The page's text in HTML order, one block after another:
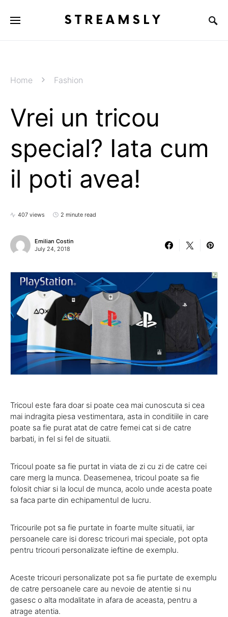
STREAMSLY
Home Fashion
Vrei un tricou
special? Iata cum
il poti avea!
407 views 2 minute read
Emilian Costin
July 24, 2018
Tricoul este fara doar si poate cea mai cunoscuta si cea
mai indragita piesa vestimentara, asta in conditiile in care
poate sa fie purat atat de catre femei cat si de catre
barbati, in fel si fel de situatii.
Tricoul poate sa fie purtat in viata de zi cu zi de catre cei
care merg la munca. Deasemenea, tricoul poate sa fie
folosit chiar si la locul de munca, acolo unde acesta poate
sa faca parte din echipamentul de lucru.
Tricourile pot sa fie purtate in foarte multe situatii, iar
persoanele care isi doresc tricouri mai speciale, pot opta
pentru tricouri personalizate ieftine de exemplu.
Aceste tricouri personalizate pot sa fie purtate de exemplu
de catre persoanele care au nevoie de atentie si nu
gasesc o alta modalitate in afara de aceasta, pentru a
atrage atentia.